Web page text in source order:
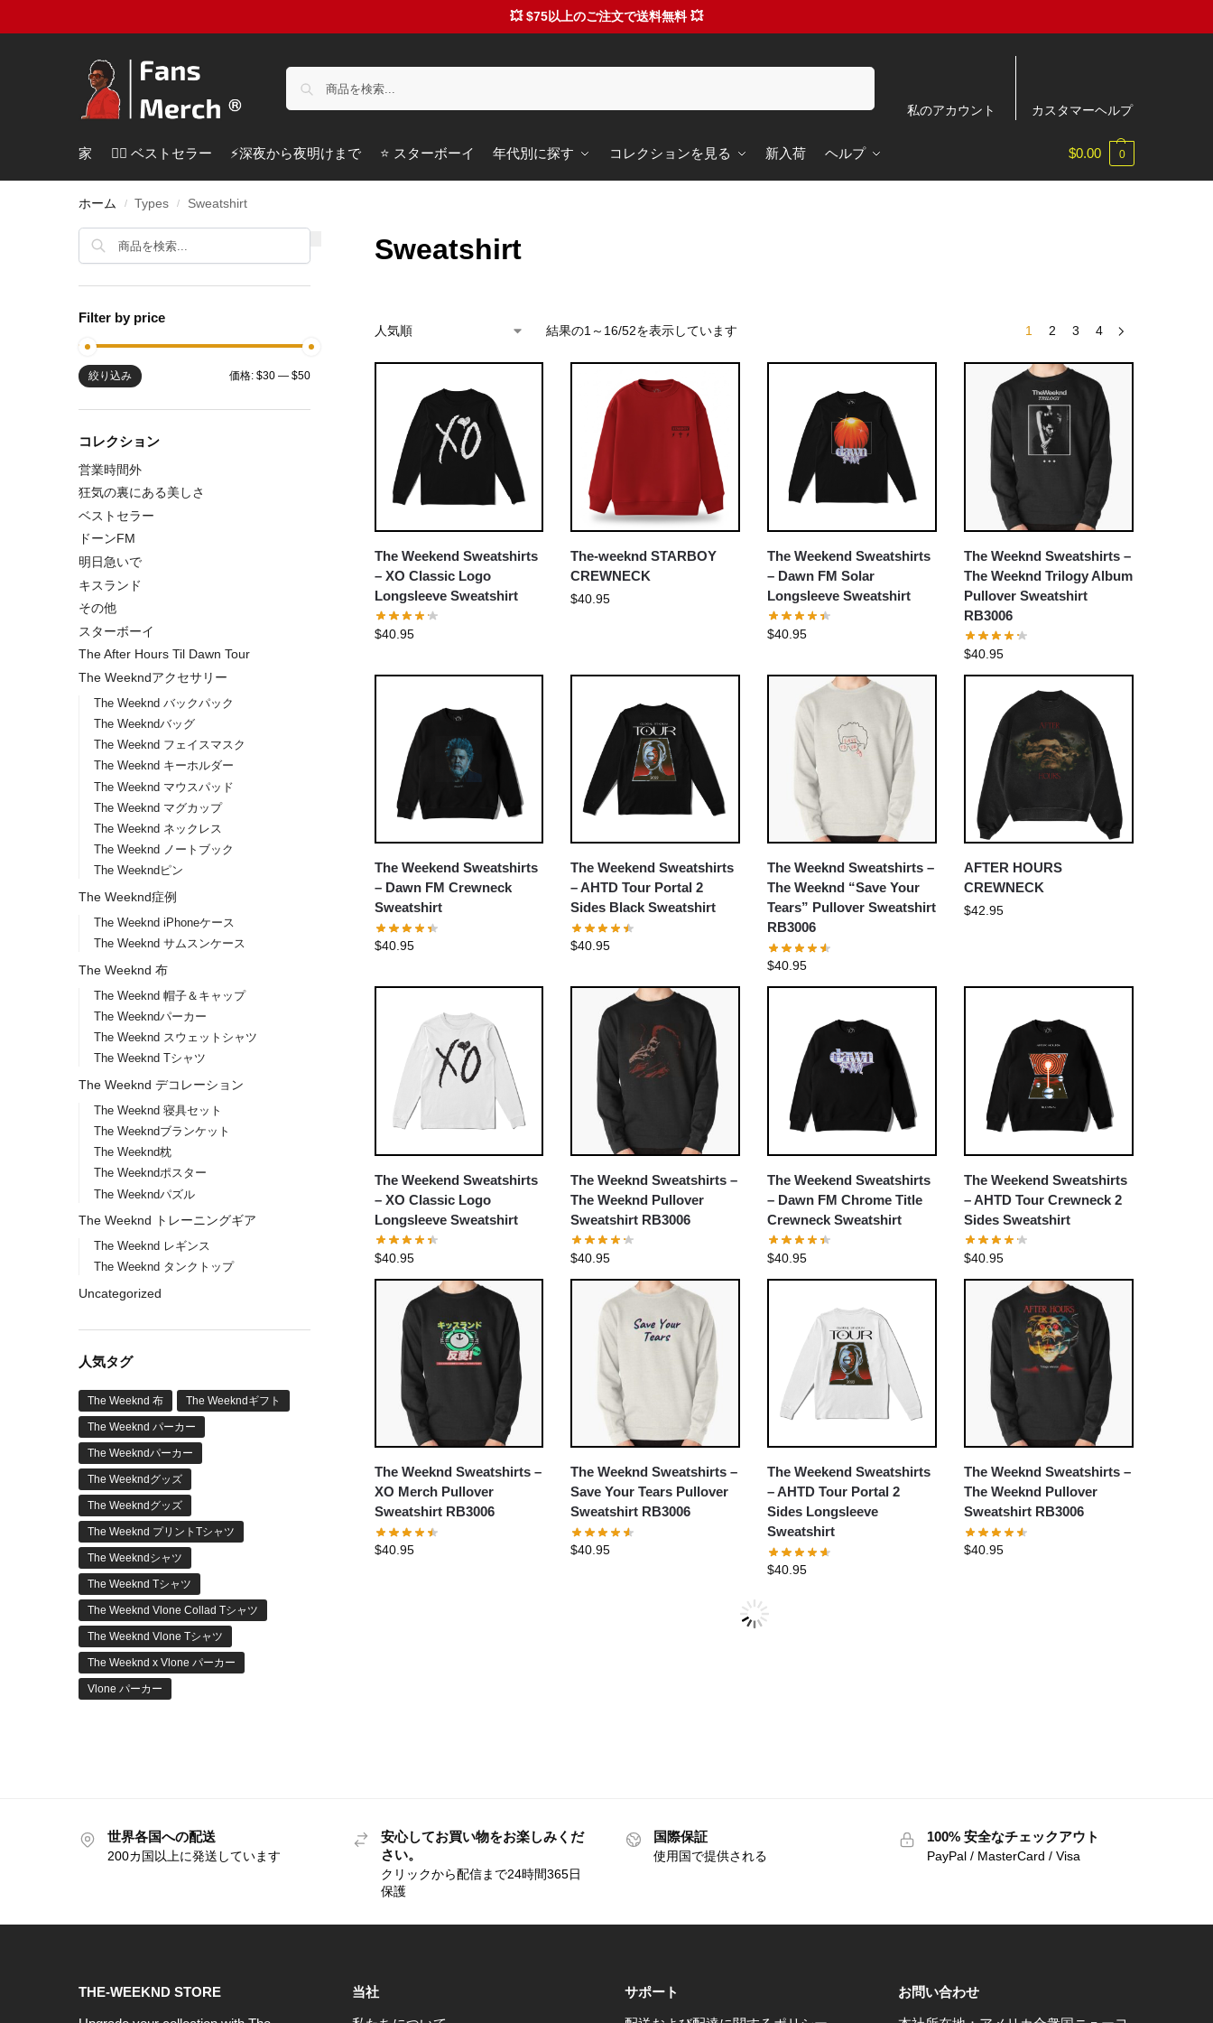
💥 $75以上のご注文で送料無料 💥
私のアカウント カスタマーヘルプ
家 ❤️‍🔥 ベストセラー ⚡️深夜から夜明けまで ⭐️ スターボーイ 年代別に探す コレクションを見る 新入荷 ヘルプ $0.00 0
ホーム / Types / Sweatshirt
Sweatshirt
結果の1～16/52を表示しています 1 2 3 4
The Weekend Sweatshirts
– XO Classic Logo
Longsleeve Sweatshirt
$40.95
The-weeknd STARBOY
CREWNECK
$40.95
The Weekend Sweatshirts
– Dawn FM Solar
Longsleeve Sweatshirt
$40.95
The Weeknd Sweatshirts –
The Weeknd Trilogy Album
Pullover Sweatshirt
RB3006
$40.95
The Weekend Sweatshirts
– Dawn FM Crewneck
Sweatshirt
$40.95
The Weekend Sweatshirts
– AHTD Tour Portal 2
Sides Black Sweatshirt
$40.95
The Weeknd Sweatshirts –
The Weeknd “Save Your
Tears” Pullover Sweatshirt
RB3006
$40.95
AFTER HOURS
CREWNECK
$42.95
The Weekend Sweatshirts
– XO Classic Logo
Longsleeve Sweatshirt
$40.95
The Weeknd Sweatshirts –
The Weeknd Pullover
Sweatshirt RB3006
$40.95
The Weekend Sweatshirts
– Dawn FM Chrome Title
Crewneck Sweatshirt
$40.95
The Weekend Sweatshirts
– AHTD Tour Crewneck 2
Sides Sweatshirt
$40.95
The Weeknd Sweatshirts –
XO Merch Pullover
Sweatshirt RB3006
$40.95
The Weeknd Sweatshirts –
Save Your Tears Pullover
Sweatshirt RB3006
$40.95
The Weekend Sweatshirts
– AHTD Tour Portal 2
Sides Longsleeve
Sweatshirt
$40.95
The Weeknd Sweatshirts –
The Weeknd Pullover
Sweatshirt RB3006
$40.95
Filter by price
絞り込み 価格:$30 —$50
コレクション
営業時間外
狂気の裏にある美しさ
ベストセラー
ドーンFM
明日急いで
キスランド
その他
スターボーイ
The After Hours Til Dawn Tour
The Weekndアクセサリー
The Weeknd バックパック
The Weekndバッグ
The Weeknd フェイスマスク
The Weeknd キーホルダー
The Weeknd マウスパッド
The Weeknd マグカップ
The Weeknd ネックレス
The Weeknd ノートブック
The Weekndピン
The Weeknd症例
The Weeknd iPhoneケース
The Weeknd サムスンケース
The Weeknd 布
The Weeknd 帽子＆キャップ
The Weekndパーカー
The Weeknd スウェットシャツ
The Weeknd Tシャツ
The Weeknd デコレーション
The Weeknd 寝具セット
The Weekndブランケット
The Weeknd枕
The Weekndポスター
The Weekndパズル
The Weeknd トレーニングギア
The Weeknd レギンス
The Weeknd タンクトップ
Uncategorized
人気タグ
The Weeknd 布 The Weekndギフト
The Weeknd パーカー
The Weekndパーカー
The Weekndグッズ
The Weekndグッズ
The Weeknd プリントTシャツ
The Weekndシャツ
The Weeknd Tシャツ
The Weeknd Vlone Collad Tシャツ
The Weeknd Vlone Tシャツ
The Weeknd x Vlone パーカー
Vlone パーカー
世界各国への配送
200カ国以上に発送しています
安心してお買い物をお楽しみくだ
さい。
クリックから配信まで24時間365日
保護
国際保証
使用国で提供される
100% 安全なチェックアウト
PayPal / MasterCard / Visa
THE-WEEKND STORE 当社 サポート お問い合わせ